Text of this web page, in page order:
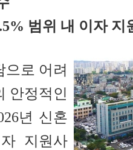
범위 내 이자 지
으로 어려
안정적인
년 신혼
지원사